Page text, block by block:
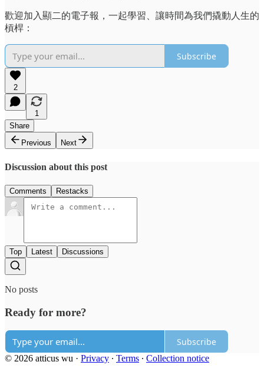
歡迎加入顯二的電子報，一起學習、讓時間為我們撬動人生的
槓桿：
Subscribe
2
1
Share
Previous
Next
Discussion about this post
Comments Restacks
Top Latest Discussions
No posts
Ready for more?
Subscribe
© 2026 atticus wu · Privacy ∙ Terms ∙ Collection notice